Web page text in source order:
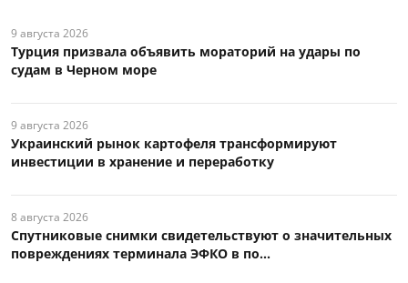
9 августа 2026
Турция призвала объявить мораторий на удары по
судам в Черном море
9 августа 2026
Украинский рынок картофеля трансформируют
инвестиции в хранение и переработку
8 августа 2026
Спутниковые снимки свидетельствуют о значительных
повреждениях терминала ЭФКО в по...